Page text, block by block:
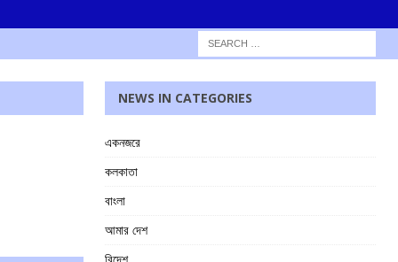
NEWS IN CATEGORIES
একনজরে
কলকাতা
বাংলা
আমার দেশ